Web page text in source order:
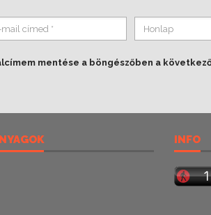
mentése a böngészőben a
INFO